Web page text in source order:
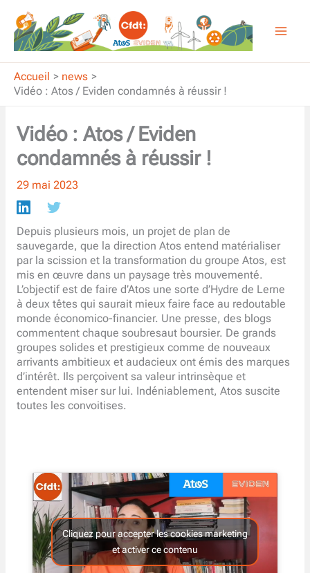
contenu
Accueil
news
Vidéo : Atos / Eviden condamnés à réussir !
Vidéo : Atos / Eviden
condamnés à réussir !
29 mai 2023
Depuis plusieurs mois, un projet de plan de
sauvegarde, que la direction Atos entend matérialiser
par la scission et la transformation du groupe Atos, est
mis en œuvre dans un paysage très mouvementé.
L’objectif est de faire d’Atos une sorte d’Hydre de Lerne
à deux têtes qui saurait mieux faire face au redoutable
monde économico-financier. Une presse, des blogs
commentent chaque soubresaut boursier. De grands
groupes solides et prestigieux comme de nouveaux
arrivants ambitieux et audacieux ont émis des marques
d’intérêt. Ils perçoivent sa valeur intrinsèque et
entendent miser sur lui. Indéniablement, Atos suscite
toutes les convoitises.
Cliquez pour accepter les cookies marketing
et activer ce contenu